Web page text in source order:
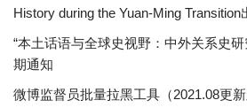
History during the Yuan-Ming Transition
“本土话语与全球史视野：中外关系史
期通知
微博监督员批量拉黑工具（2021.08更